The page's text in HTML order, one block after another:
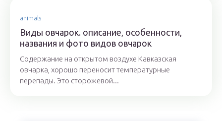
animals
Виды овчарок. описание, особенности,
названия и фото видов овчарок
Содержание на открытом воздухе Кавказская
овчарка, хорошо переносит температурные
перепады. Это сторожевой...